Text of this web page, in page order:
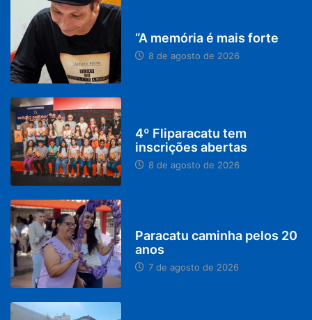
“A memória é mais forte
8 de agosto de 2026
4º Fliparacatu tem
inscrições abertas
8 de agosto de 2026
Paracatu caminha pelos 20
anos
7 de agosto de 2026